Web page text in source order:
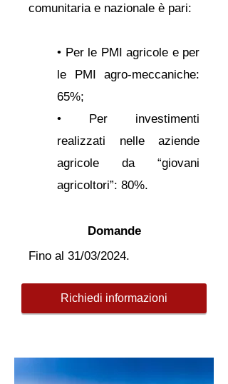
comunitaria e nazionale è pari:
• Per le PMI agricole e per
le PMI agro-meccaniche:
65%;
• Per investimenti
realizzati nelle aziende
agricole da “giovani
agricoltori”: 80%.
Domande
Fino al 31/03/2024.
Richiedi informazioni